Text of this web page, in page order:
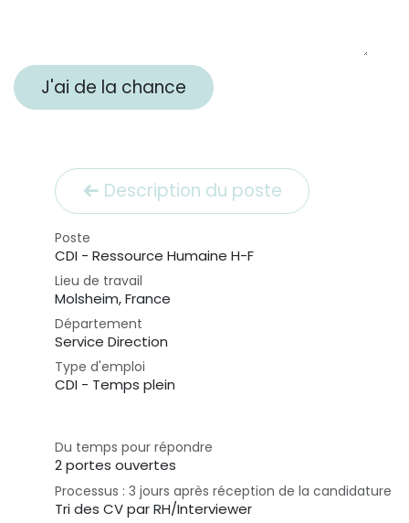
J'ai de la chance
Description du poste
Poste
CDI - Ressource Humaine H-F
Lieu de travail
Molsheim,France
Département
Service Direction
Type d'emploi
CDI - Temps plein
Du temps pour répondre
2 portes ouvertes
Processus : 3 jours après réception de la candidature
Tri des CV par RH/Interviewer